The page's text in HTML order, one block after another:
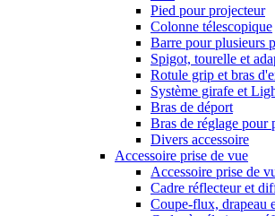
Pied pour projecteur
Colonne télescopique
Barre pour plusieurs
Spigot, tourelle et
Rotule grip et bras
Système girafe et
Bras de déport
Bras de réglage pour
Divers accessoire
Accessoire prise de vue
Accessoire prise de
Cadre réflecteur et
Coupe-flux, drapeau